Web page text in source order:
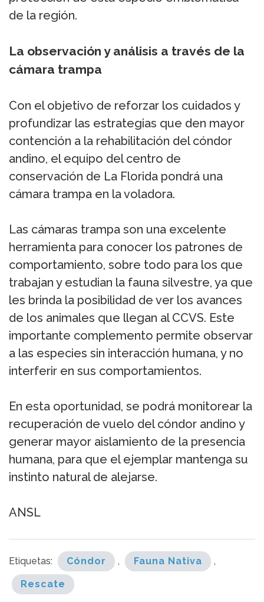
de la región.
La observación y análisis a través de la
cámara trampa
Con el objetivo de reforzar los cuidados y
profundizar las estrategias que den mayor
contención a la rehabilitación del cóndor
andino, el equipo del centro de
conservación de La Florida pondrá una
cámara trampa en la voladora.
Las cámaras trampa son una excelente
herramienta para conocer los patrones de
comportamiento, sobre todo para los que
trabajan y estudian la fauna silvestre, ya que
les brinda la posibilidad de ver los avances
de los animales que llegan al CCVS. Este
importante complemento permite observar
a las especies sin interacción humana, y no
interferir en sus comportamientos.
En esta oportunidad, se podrá monitorear la
recuperación de vuelo del cóndor andino y
generar mayor aislamiento de la presencia
humana, para que el ejemplar mantenga su
instinto natural de alejarse.
ANSL
Etiquetas: Cóndor , Fauna Nativa ,
Rescate